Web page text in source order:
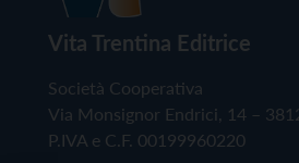
Vita Trentina Editrice
Società Cooperativa
Via Monsignor Endrici, 14 –
P.IVA e C.F. 00199960220